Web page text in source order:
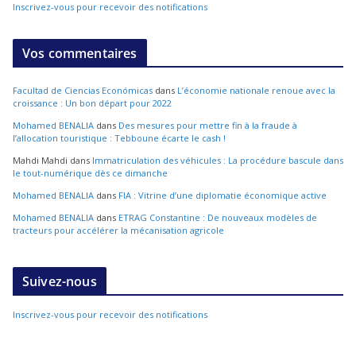
Inscrivez-vous pour recevoir des notifications
Vos commentaires
Facultad de Ciencias Económicas dans L’économie nationale renoue avec la
croissance : Un bon départ pour 2022
Mohamed BENALIA dans Des mesures pour mettre fin à la fraude à
l’allocation touristique : Tebboune écarte le cash !
Mahdi Mahdi dans Immatriculation des véhicules : La procédure bascule dans
le tout-numérique dès ce dimanche
Mohamed BENALIA dans FIA : Vitrine d’une diplomatie économique active
Mohamed BENALIA dans ETRAG Constantine : De nouveaux modèles de
tracteurs pour accélérer la mécanisation agricole
Suivez-nous
Inscrivez-vous pour recevoir des notifications